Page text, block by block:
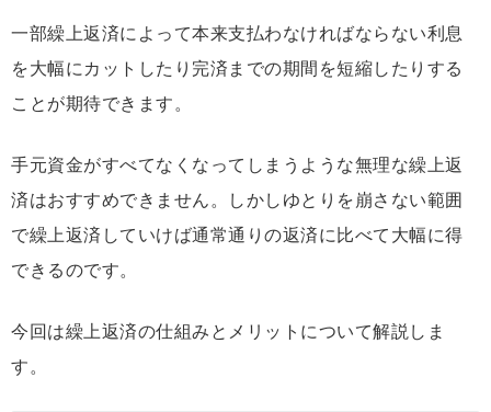
一部繰上返済によって本来支払わなければならない利息
を大幅にカットしたり完済までの期間を短縮したりする
ことが期待できます。
手元資金がすべてなくなってしまうような無理な繰上返
済はおすすめできません。しかしゆとりを崩さない範囲
で繰上返済していけば通常通りの返済に比べて大幅に得
できるのです。
今回は繰上返済の仕組みとメリットについて解説しま
す。